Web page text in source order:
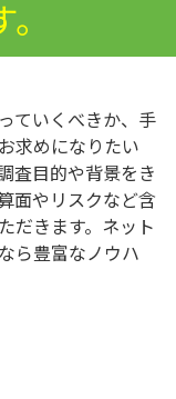
ていくべきか、手
求めになりたい
査目的や背景をき
面やリスクなど含
だきます。ネット
ら豊富なノウハ